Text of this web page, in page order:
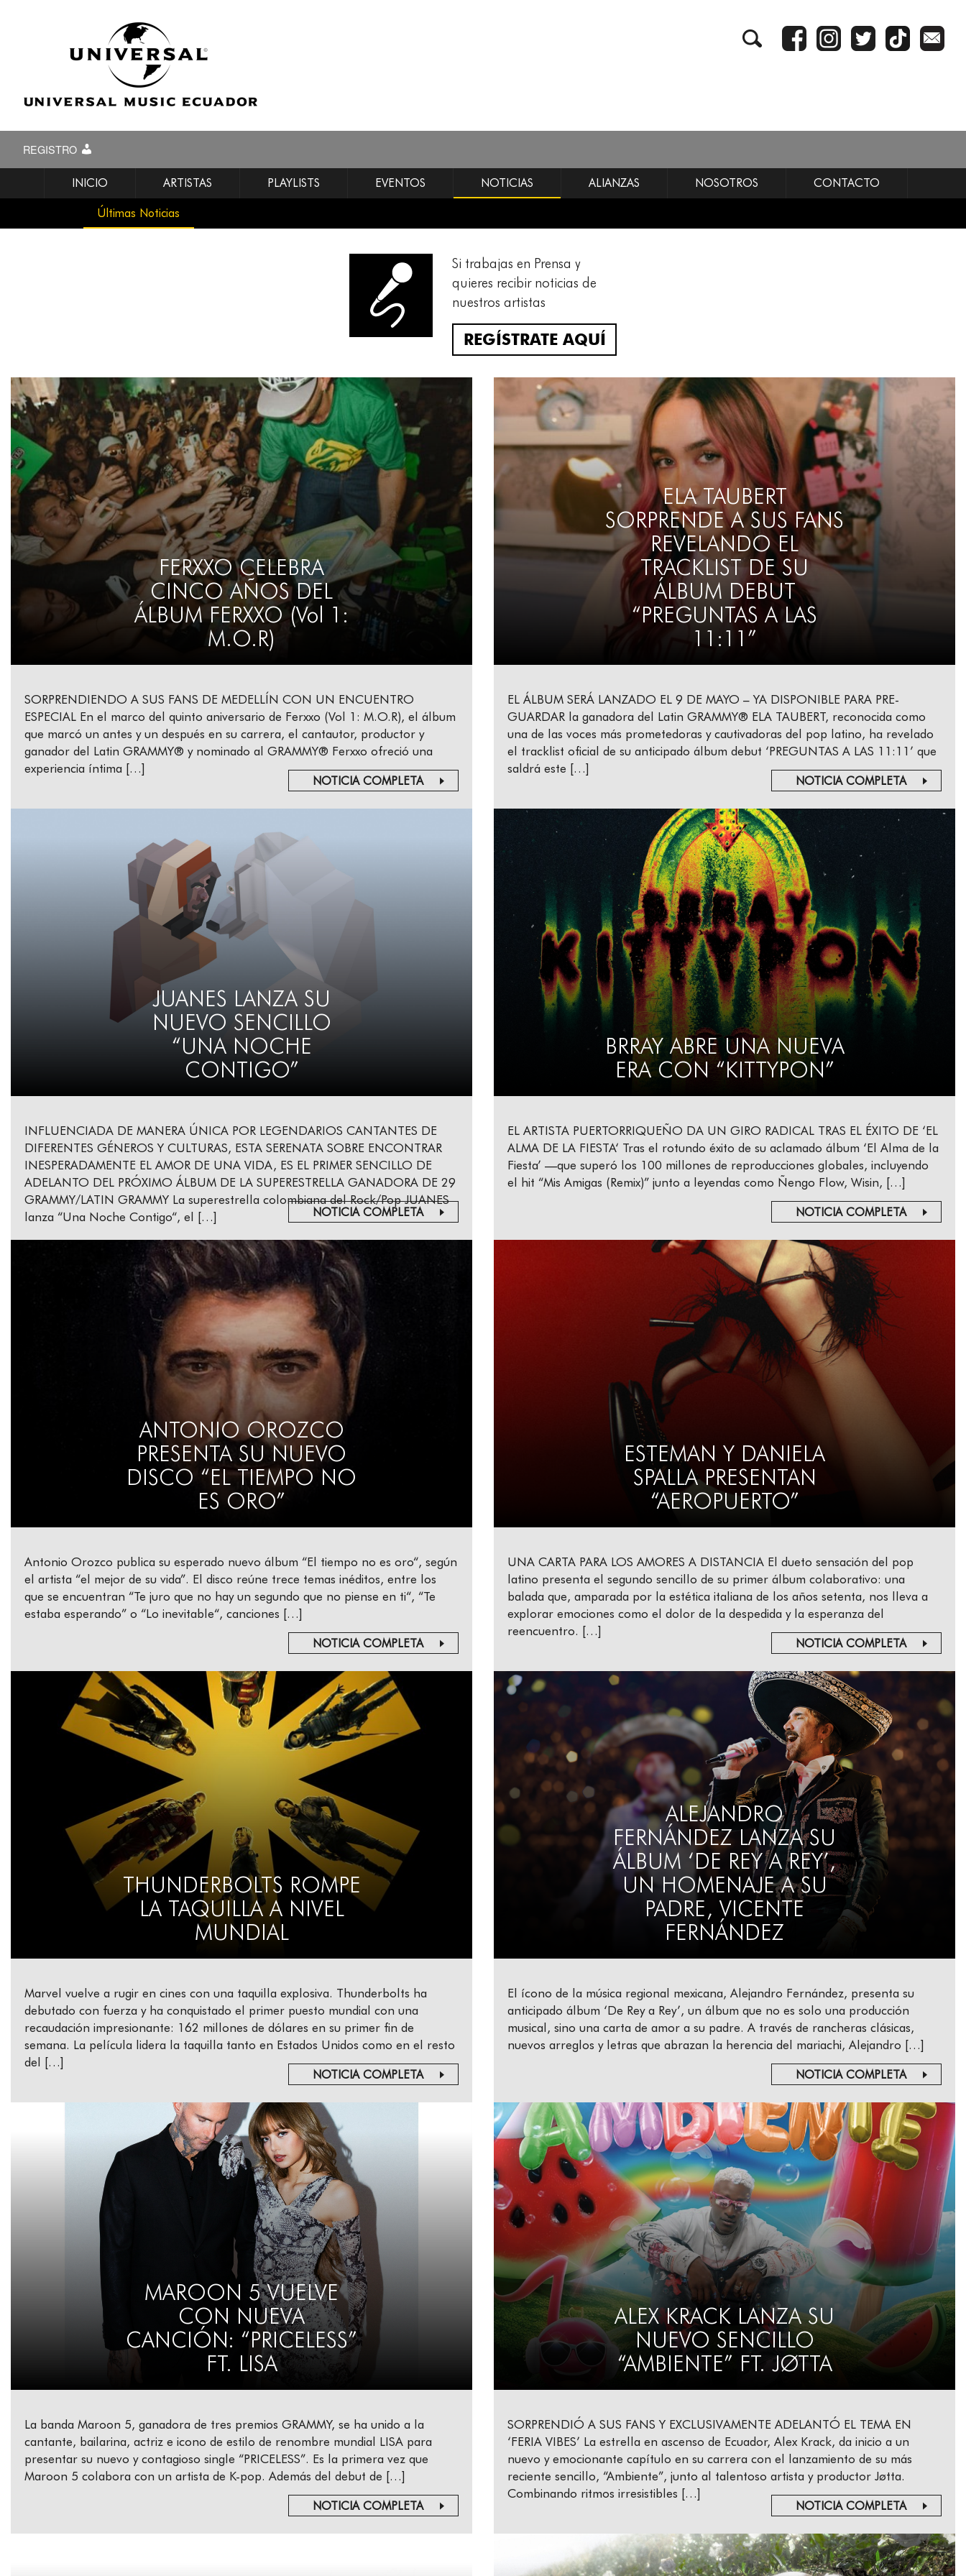
REGISTRO
INICIO ARTISTAS PLAYLISTS EVENTOS NOTICIAS ALIANZAS NOSOTROS CONTACTO
Últimas Noticias
Si trabajas en Prensa y
quieres recibir noticias de
nuestros artistas
REGÍSTRATE AQUÍ
FERXXO CELEBRA
CINCO AÑOS DEL
ÁLBUM FERXXO (Vol 1:
M.O.R)
SORPRENDIENDO A SUS FANS DE MEDELLÍN CON UN ENCUENTRO
ESPECIAL En el marco del quinto aniversario de Ferxxo (Vol 1: M.O.R), el álbum
que marcó un antes y un después en su carrera, el cantautor, productor y
ganador del Latin GRAMMY® y nominado al GRAMMY® Ferxxo ofreció una
experiencia íntima […]
NOTICIA COMPLETA
ELA TAUBERT
SORPRENDE A SUS FANS
REVELANDO EL
TRACKLIST DE SU
ÁLBUM DEBUT
“PREGUNTAS A LAS
11:11”
EL ÁLBUM SERÁ LANZADO EL 9 DE MAYO – YA DISPONIBLE PARA PRE-
GUARDAR la ganadora del Latin GRAMMY® ELA TAUBERT, reconocida como
una de las voces más prometedoras y cautivadoras del pop latino, ha revelado
el tracklist oficial de su anticipado álbum debut ‘PREGUNTAS A LAS 11:11’ que
saldrá este […]
NOTICIA COMPLETA
JUANES LANZA SU
NUEVO SENCILLO
“UNA NOCHE
CONTIGO”
INFLUENCIADA DE MANERA ÚNICA POR LEGENDARIOS CANTANTES DE
DIFERENTES GÉNEROS Y CULTURAS, ESTA SERENATA SOBRE ENCONTRAR
INESPERADAMENTE EL AMOR DE UNA VIDA, ES EL PRIMER SENCILLO DE
ADELANTO DEL PRÓXIMO ÁLBUM DE LA SUPERESTRELLA GANADORA DE 29
GRAMMY/LATIN GRAMMY La superestrella colombiana del Rock/Pop JUANES
lanza “Una Noche Contigo“, el […]
NOTICIA COMPLETA
BRRAY ABRE UNA NUEVA
ERA CON “KITTYPON”
EL ARTISTA PUERTORRIQUEÑO DA UN GIRO RADICAL TRAS EL ÉXITO DE ‘EL
ALMA DE LA FIESTA‘ Tras el rotundo éxito de su aclamado álbum ‘El Alma de la
Fiesta’ —que superó los 100 millones de reproducciones globales, incluyendo
el hit “Mis Amigas (Remix)” junto a leyendas como Ñengo Flow, Wisin, […]
NOTICIA COMPLETA
ANTONIO OROZCO
PRESENTA SU NUEVO
DISCO “EL TIEMPO NO
ES ORO”
Antonio Orozco publica su esperado nuevo álbum “El tiempo no es oro“, según
el artista “el mejor de su vida”. El disco reúne trece temas inéditos, entre los
que se encuentran “Te juro que no hay un segundo que no piense en ti“, “Te
estaba esperando” o “Lo inevitable“, canciones […]
NOTICIA COMPLETA
ESTEMAN Y DANIELA
SPALLA PRESENTAN
“AEROPUERTO”
UNA CARTA PARA LOS AMORES A DISTANCIA El dueto sensación del pop
latino presenta el segundo sencillo de su primer álbum colaborativo: una
balada que, amparada por la estética italiana de los años setenta, nos lleva a
explorar emociones como el dolor de la despedida y la esperanza del
reencuentro. […]
NOTICIA COMPLETA
THUNDERBOLTS ROMPE
LA TAQUILLA A NIVEL
MUNDIAL
Marvel vuelve a rugir en cines con una taquilla explosiva. Thunderbolts ha
debutado con fuerza y ha conquistado el primer puesto mundial con una
recaudación impresionante: 162 millones de dólares en su primer fin de
semana. La película lidera la taquilla tanto en Estados Unidos como en el resto
del […]
NOTICIA COMPLETA
ALEJANDRO
FERNÁNDEZ LANZA SU
ÁLBUM ‘DE REY A REY’,
UN HOMENAJE A SU
PADRE, VICENTE
FERNÁNDEZ
El ícono de la música regional mexicana, Alejandro Fernández, presenta su
anticipado álbum ‘De Rey a Rey’, un álbum que no es solo una producción
musical, sino una carta de amor a su padre. A través de rancheras clásicas,
nuevos arreglos y letras que abrazan la herencia del mariachi, Alejandro […]
NOTICIA COMPLETA
MAROON 5 VUELVE
CON NUEVA
CANCIÓN: “PRICELESS”
FT. LISA
La banda Maroon 5, ganadora de tres premios GRAMMY, se ha unido a la
cantante, bailarina, actriz e icono de estilo de renombre mundial LISA para
presentar su nuevo y contagioso single “PRICELESS”. Es la primera vez que
Maroon 5 colabora con un artista de K-pop. Además del debut de […]
NOTICIA COMPLETA
ALEX KRACK LANZA SU
NUEVO SENCILLO
“AMBIENTE” FT. JØTTA
SORPRENDIÓ A SUS FANS Y EXCLUSIVAMENTE ADELANTÓ EL TEMA EN
‘FERIA VIBES’ La estrella en ascenso de Ecuador, Alex Krack, da inicio a un
nuevo y emocionante capítulo en su carrera con el lanzamiento de su más
reciente sencillo, “Ambiente”, junto al talentoso artista y productor Jøtta.
Combinando ritmos irresistibles […]
NOTICIA COMPLETA